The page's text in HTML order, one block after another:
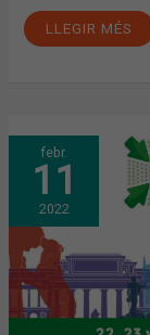
LLEGIR MÉS
febr.
11
2022
“LA
FARMÀCIA,
A
LÍNIA”,
LEMA
D’INFARMA
MADRID
2022,
QUE
SE
CELEBRARÀ
ENTRE
ELS